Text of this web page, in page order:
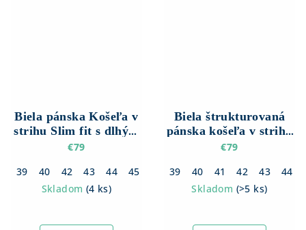
Biela pánska Košeľa v
strihu Slim fit s dlhým
rukávom
€79
39
40 42 43 44 45
Skladom (4 ks)
Biela štrukturovaná
pánska košeľa v strihu
Slim fit s Dlhým
€79
39
40 41 42 43 44
Skladom (>5 ks)